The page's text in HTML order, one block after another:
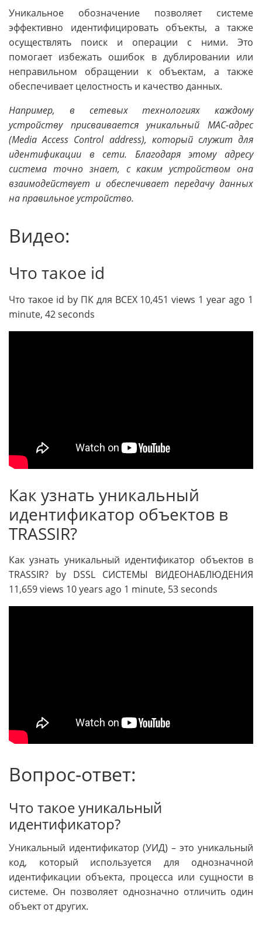
Уникальное обозначение позволяет системе
эффективно идентифицировать объекты, а также
осуществлять поиск и операции с ними. Это
помогает избежать ошибок в дублировании или
неправильном обращении к объектам, а также
обеспечивает целостность и качество данных.
Например, в сетевых технологиях каждому
устройству присваивается уникальный MAC-адрес
(Media Access Control address), который служит для
идентификации в сети. Благодаря этому адресу
система точно знает, с каким устройством она
взаимодействует и обеспечивает передачу данных
на правильное устройство.
Видео:
Что такое id
Что такое id by ПК для ВСЕХ 10,451 views 1 year ago 1
minute, 42 seconds
Как узнать уникальный
идентификатор объектов в
TRASSIR?
Как узнать уникальный идентификатор объектов в
TRASSIR? by DSSL СИСТЕМЫ ВИДЕОНАБЛЮДЕНИЯ
11,659 views 10 years ago 1 minute, 53 seconds
Вопрос-ответ:
Что такое уникальный
идентификатор?
Уникальный идентификатор (УИД) – это уникальный
код, который используется для однозначной
идентификации объекта, процесса или сущности в
системе. Он позволяет однозначно отличить один
объект от других.